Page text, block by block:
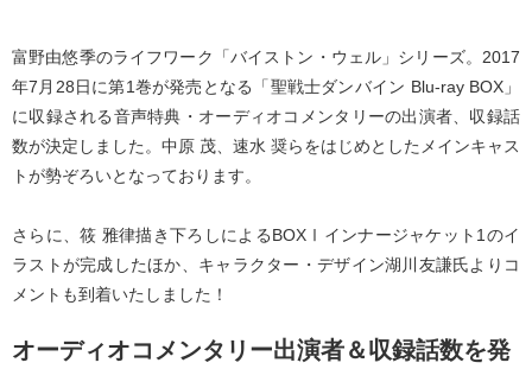
富野由悠季のライフワーク「バイストン・ウェル」シリーズ。2017
年7月28日に第1巻が発売となる「聖戦士ダンバイン Blu-ray BOX」
に収録される音声特典・オーディオコメンタリーの出演者、収録話
数が決定しました。中原 茂、速水 奨らをはじめとしたメインキャス
トが勢ぞろいとなっております。
さらに、筱 雅律描き下ろしによるBOXⅠインナージャケット1のイ
ラストが完成したほか、キャラクター・デザイン湖川友謙氏よりコ
メントも到着いたしました！
オーディオコメンタリー出演者＆収録話数を発